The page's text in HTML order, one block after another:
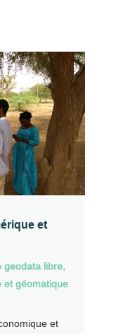
et
geodata libre,
et géomatique
et